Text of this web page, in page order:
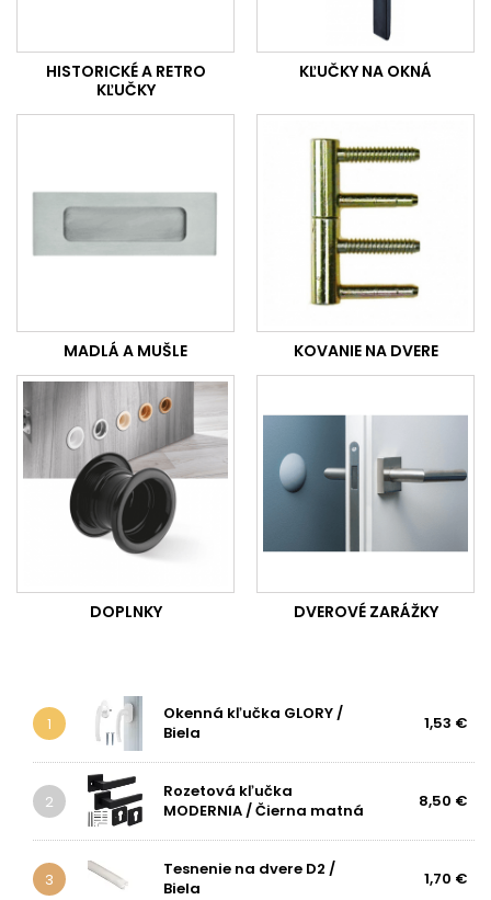
HISTORICKÉ A RETRO
KĽUČKY
KĽUČKY NA OKNÁ
MADLÁ A MUŠLE KOVANIE NA DVERE
DOPLNKY DVEROVÉ ZARÁŽKY
1
Okenná kľučka GLORY /
Biela
1,53 €
2
Rozetová kľučka
MODERNIA / Čierna matná
8,50 €
3
Tesnenie na dvere D2 /
Biela
1,70 €